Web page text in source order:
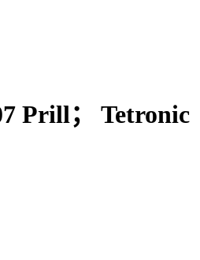
Prill； Tetronic